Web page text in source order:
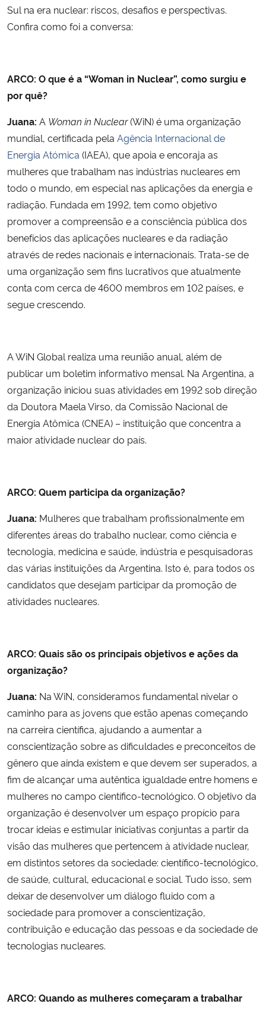
Sul na era nuclear: riscos, desafios e perspectivas.
Confira como foi a conversa:
ARCO: O que é a “Woman in Nuclear”, como surgiu e
por quê?
Juana: A Woman in Nuclear(WiN) é uma organização
mundial, certificada pela Agência Internacional de
Energia Atómica (IAEA), que apoia e encoraja as
mulheres que trabalham nas indústrias nucleares em
todo o mundo, em especial nas aplicações da energia e
radiação. Fundada em 1992, tem como objetivo
promover a compreensão e a consciência pública dos
benefícios das aplicações nucleares e da radiação
através de redes nacionais e internacionais. Trata-se de
uma organização sem fins lucrativos que atualmente
conta com cerca de 4600 membros em 102 países, e
segue crescendo.
A WiN Global realiza uma reunião anual, além de
publicar um boletim informativo mensal. Na Argentina, a
organização iniciou suas atividades em 1992 sob direção
da Doutora Maela Virso, da Comissão Nacional de
Energia Atômica (CNEA) – instituição que concentra a
maior atividade nuclear do país.
ARCO: Quem participa da organização?
Juana: Mulheres que trabalham profissionalmente em
diferentes áreas do trabalho nuclear, como ciência e
tecnologia, medicina e saúde, indústria e pesquisadoras
das várias instituições da Argentina. Isto é, para todos os
candidatos que desejam participar da promoção de
atividades nucleares.
ARCO: Quais são os principais objetivos e ações da
organização?
Juana: Na WiN, consideramos fundamental nivelar o
caminho para as jovens que estão apenas começando
na carreira científica, ajudando a aumentar a
conscientização sobre as dificuldades e preconceitos de
gênero que ainda existem e que devem ser superados, a
fim de alcançar uma autêntica igualdade entre homens e
mulheres no campo científico-tecnológico. O objetivo da
organização é desenvolver um espaço propício para
trocar ideias e estimular iniciativas conjuntas a partir da
visão das mulheres que pertencem à atividade nuclear,
em distintos setores da sociedade: científico-tecnológico,
de saúde, cultural, educacional e social. Tudo isso, sem
deixar de desenvolver um diálogo fluido com a
sociedade para promover a conscientização,
contribuição e educação das pessoas e da sociedade de
tecnologias nucleares.
ARCO: Quando as mulheres começaram a trabalhar